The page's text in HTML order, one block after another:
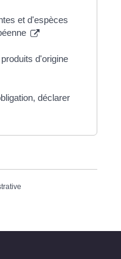
et d'espèces
d'origine
déclarer